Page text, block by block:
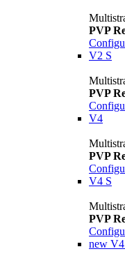
PVP
V2 S
PVP
V4
PVP
V4 S
PVP
new